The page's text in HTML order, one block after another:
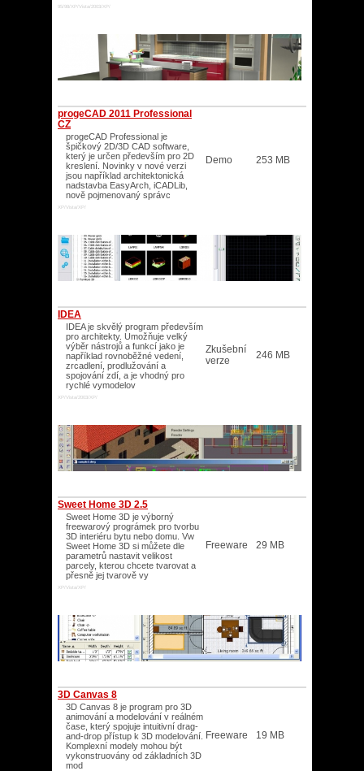
95/98/XP/Vista/2003/XP/
progeCAD 2011 Professional
CZ
progeCAD Professional je
špičkový 2D/3D CAD software,
který je určen především pro 2D
kreslení. Novinky v nové verzi
jsou například architektonická
nadstavba EasyArch, iCADLib,
nově pojmenovaný správc
XP/Vista/XP/
Demo 253 MB
IDEA
IDEA je skvělý program především
pro architekty. Umožňuje velký
výběr nástrojů a funkcí jako je
například rovnoběžné vedení,
zrcadlení, prodlužování a
spojování zdí, a je vhodný pro
rychlé vymodelov
XP/Vista/2003/XP/
Zkušební
verze
246 MB
Sweet Home 3D 2.5
Sweet Home 3D je výborný
freewarový prográmek pro tvorbu
3D interiéru bytu nebo domu. Vw
Sweet Home 3D si můžete dle
parametrů nastavit velikost
parcely, kterou chcete tvarovat a
přesně jej tvarově vy
XP/Vista/XP/
Freeware 29 MB
3D Canvas 8
3D Canvas 8 je program pro 3D
animování a modelování v reálném
čase, který spojuje intuitivní drag-
and-drop přístup k 3D modelování.
Komplexní modely mohou být
vykonstruovány od základních 3D
mod
Freeware 19 MB